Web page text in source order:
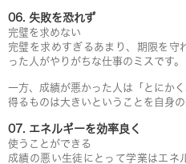
06. 失敗を恐れず
完璧を求めない
完璧を求めすぎるあまり、期限を守
った人がやりがちな仕事のミスです。
一方、成績が悪かった人は「とにか
得るものは大きいということを自身の
07. エネルギーを効率良く
使うことができる
成績の悪い生徒にとって学業はエネ